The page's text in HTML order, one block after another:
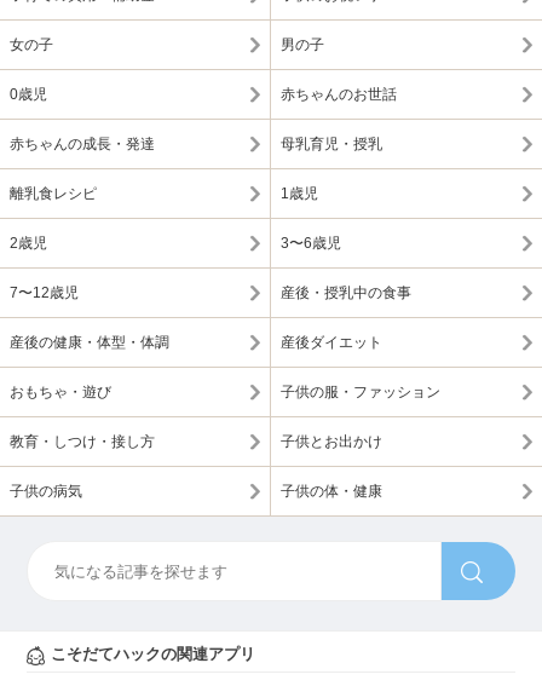
女の子 男の子
0歳児 赤ちゃんのお世話
赤ちゃんの成長・発達 母乳育児・授乳
離乳食レシピ 1歳児
2歳児 3〜6歳児
7〜12歳児 産後・授乳中の食事
産後の健康・体型・体調 産後ダイエット
おもちゃ・遊び 子供の服・ファッション
教育・しつけ・接し方 子供とお出かけ
子供の病気 子供の体・健康
こそだてハックの関連アプリ